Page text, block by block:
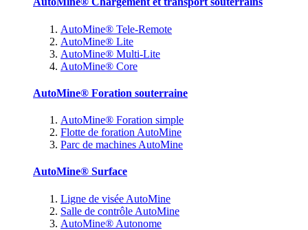
AutoMine® Tele-Remote
AutoMine® Lite
AutoMine® Multi-Lite
AutoMine® Core
AutoMine® Foration souterraine
AutoMine® Foration simple
Flotte de foration AutoMine
Parc de machines AutoMine
AutoMine® Surface
Ligne de visée AutoMine
Salle de contrôle AutoMine
AutoMine® Autonome